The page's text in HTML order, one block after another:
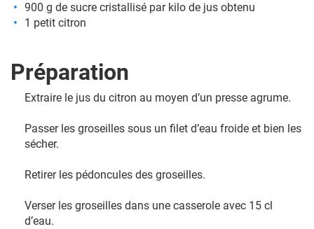
900 g de sucre cristallisé par kilo de jus obtenu
1 petit citron
Préparation
Extraire le jus du citron au moyen d’un presse agrume.
Passer les groseilles sous un filet d’eau froide et bien les
sécher.
Retirer les pédoncules des groseilles.
Verser les groseilles dans une casserole avec 15 cl
d’eau.